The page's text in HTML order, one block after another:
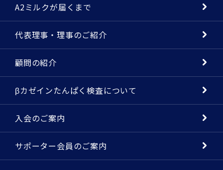
A2ミルクが届くまで
代表理事・理事のご紹介
顧問の紹介
βカゼインたんぱく検査について
入会のご案内
サポーター会員のご案内